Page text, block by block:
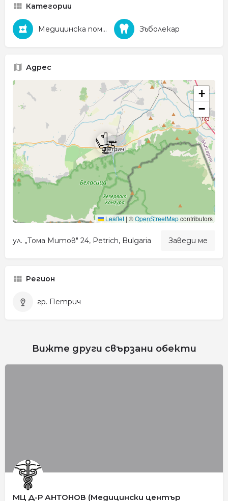
Категории
Медицинска помощ Зъболекар
Адрес
+
−
Leaflet | ©OpenStreetMapcontributors
ул. „Тома Митов" 24, Petrich, Bulgaria Заведи ме
Регион
гр. Петрич
Вижте други свързани обекти
МЦ Д-Р АНТОНОВ (Медицински център